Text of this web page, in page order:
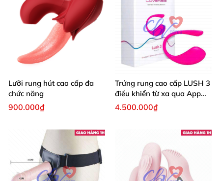
Lưỡi rung hút cao cấp đa
chức năng
900.000₫
Trứng rung cao cấp LUSH 3
điều khiển từ xa qua App
điện thoại
4.500.000₫